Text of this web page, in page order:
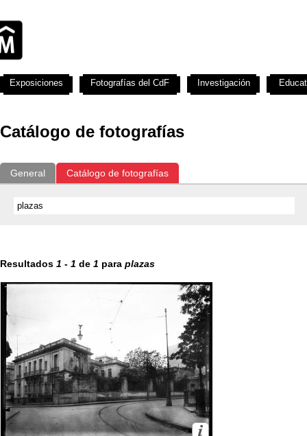
Catálogo de fotografías
General Catálogo de fotografías
Resultados 1 - 1 de 1 para plazas
Exposiciones Fotografías del CdF Investigación